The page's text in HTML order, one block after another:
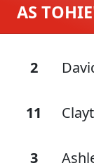
AS
2
11
3